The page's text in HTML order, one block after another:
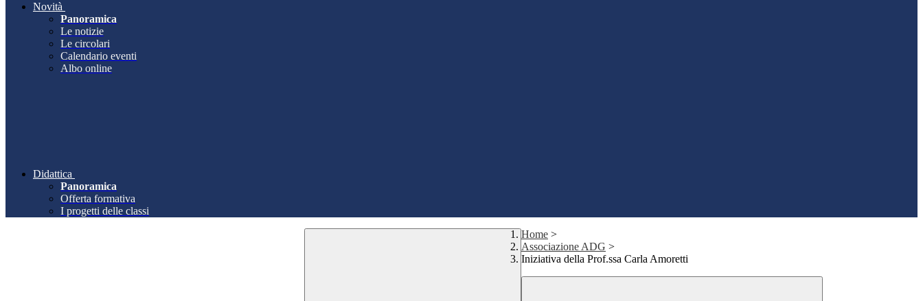
Novità
Panoramica
Le notizie
Le circolari
Calendario eventi
Albo online
Didattica
Panoramica
Offerta formativa
I progetti delle classi
Home >
Associazione ADG >
Iniziativa della Prof.ssa Carla Amoretti